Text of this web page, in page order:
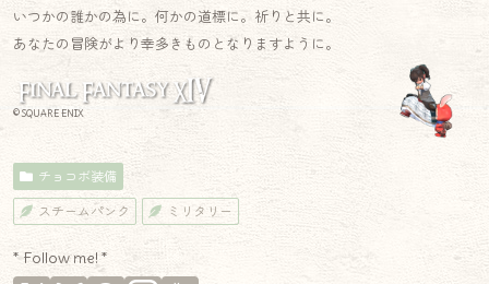
いつかの誰かの為に。何かの道標に。祈りと共に。
あなたの冒険がより幸多きものとなりますように。
© SQUARE ENIX
チョコボ装備
スチームパンク ミリタリー
* Follow me! *